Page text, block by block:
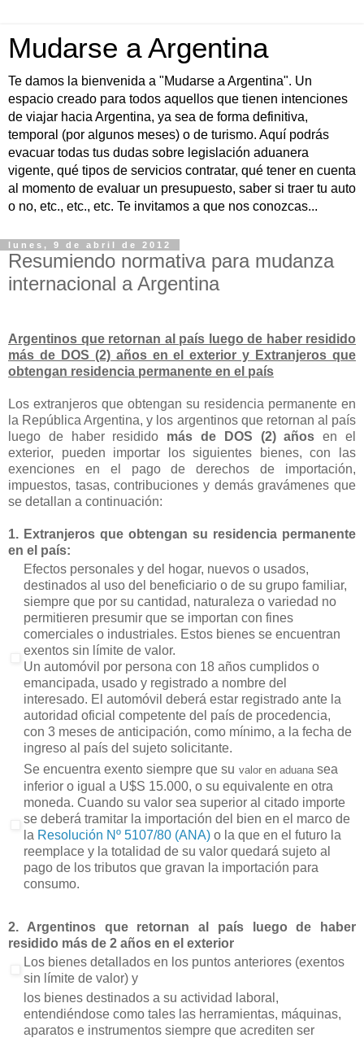
Mudarse a Argentina
Te damos la bienvenida a "Mudarse a Argentina". Un
espacio creado para todos aquellos que tienen intenciones
de viajar hacia Argentina, ya sea de forma definitiva,
temporal (por algunos meses) o de turismo. Aquí podrás
evacuar todas tus dudas sobre legislación aduanera
vigente, qué tipos de servicios contratar, qué tener en cuenta
al momento de evaluar un presupuesto, saber si traer tu auto
o no, etc., etc., etc. Te invitamos a que nos conozcas...
lunes, 9 de abril de 2012
Resumiendo normativa para mudanza
internacional a Argentina
Argentinos que retornan al país luego de haber residido
más de DOS (2) años en el exterior y Extranjeros que
obtengan residencia permanente en el país
Los extranjeros que obtengan su residencia permanente en
la República Argentina, y los argentinos que retornan al país
luego de haber residido más de DOS (2) añosen el
exterior, pueden importar los siguientes bienes, con las
exenciones en el pago de derechos de importación,
impuestos, tasas, contribuciones y demás gravámenes que
se detallan a continuación:
1. Extranjeros que obtengan su residencia permanente
en el país:
Efectos personales y del hogar, nuevos o usados,
destinados al uso del beneficiario o de su grupo familiar,
siempre que por su cantidad, naturaleza o variedad no
permitieren presumir que se importan con fines
comerciales o industriales. Estos bienes se encuentran
exentos sin límite de valor.
Un automóvil por persona con 18 años cumplidos o
emancipada, usado y registrado a nombre del
interesado. El automóvil deberá estar registrado ante la
autoridad oficial competente del país de procedencia,
con 3 meses de anticipación, como mínimo, a la fecha de
ingreso al país del sujeto solicitante.
Se encuentra exento siempre que su valor en aduana sea
inferior o igual a U$S 15.000, o su equivalente en otra
moneda. Cuando su valor sea superior al citado importe
se deberá tramitar la importación del bien en el marco de
la Resolución Nº 5107/80 (ANA) o la que en el futuro la
reemplace y la totalidad de su valor quedará sujeto al
pago de los tributos que gravan la importación para
consumo.
2. Argentinos que retornan al país luego de haber
residido más de 2 años en el exterior
Los bienes detallados en los puntos anteriores (exentos
sin límite de valor) y
los bienes destinados a su actividad laboral,
entendiéndose como tales las herramientas, máquinas,
aparatos e instrumentos siempre que acrediten ser